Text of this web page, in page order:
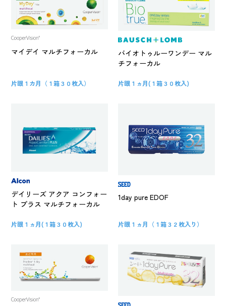
マイデイ マルチフォーカル
片眼１カ月（１箱３０枚入）
バイオトゥルーワンデー マル
チフォーカル
片眼１ヵ月(１箱３０枚入)
デイリーズ アクア コンフォー
ト プラス マルチフォーカル
片眼１ヵ月(１箱３０枚入)
1day pure EDOF
片眼１ヵ月（１箱３２枚入り）